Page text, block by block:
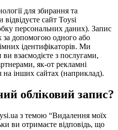
для збирання та
відвідуєте сайт Toysi
персональних даних). Запис
за допомогою одного або
ідентифікаторів. Ми
ви взаємодієте з послугами,
як-от рекламні
інших сайтах (наприклад).
обліковий запис?
з темою “Видалення моїх
ви отримаєте відповідь, що